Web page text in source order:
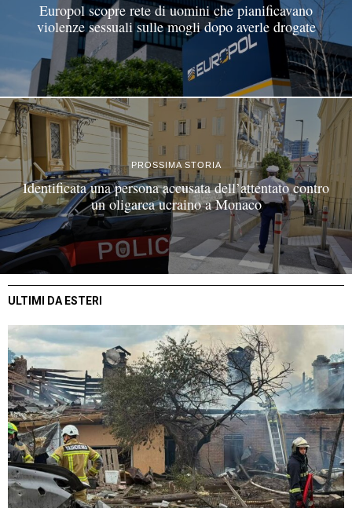
Europol scopre rete di uomini che pianificavano
violenze sessuali sulle mogli dopo averle drogate
PROSSIMA STORIA
Identificata una persona accusata dell’attentato contro
un oligarca ucraino a Monaco
ULTIMI DA ESTERI